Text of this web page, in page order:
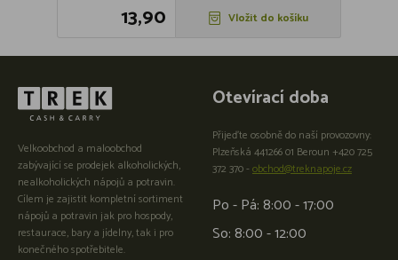
13,90 Vložit do košíku
Velkoobchod a maloobchod
zabývající se prodejek alkoholických,
nealkoholických nápojů a potravin.
Cílem je zajistit kompletní sortiment
nápojů a potravin jak pro hospody,
restaurace, bary a jídelny, tak i pro
konečného spotřebitele.
Otevírací doba
Přijeďte osobně do naší provozovny:
Plzeňská 441266 01 Beroun +420 725
372 370 -obchod@treknapoje.cz
Po - Pá: 8:00 - 17:00
So: 8:00 - 12:00